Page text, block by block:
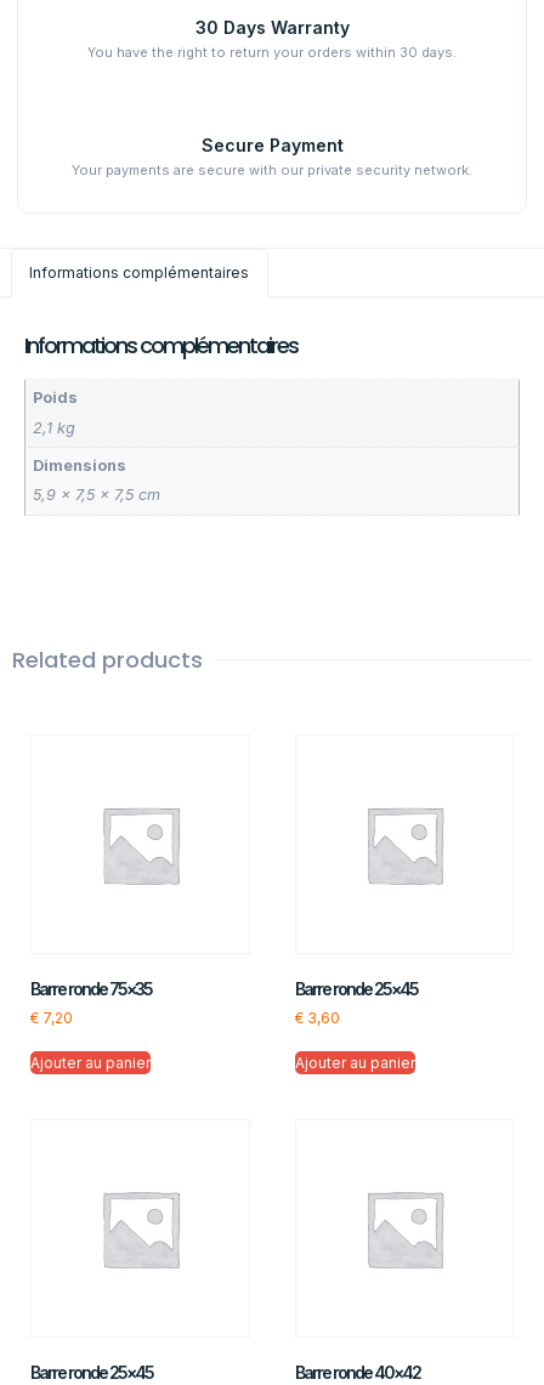
30 Days Warranty
You have the right to return your orders within 30 days.
Secure Payment
Your payments are secure with our private security network.
Informations complémentaires
Informations complémentaires
Poids
2,1 kg
Dimensions
5,9 × 7,5 × 7,5 cm
Related products
Barre ronde 75×35
€ 7,20
Ajouter au panier
Barre ronde 25×45
€3,60
Ajouter au panier
Barre ronde 25×45 Barre ronde 40×42